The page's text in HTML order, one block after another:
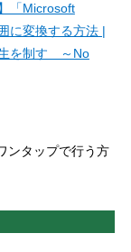
「Microsoft
に変換する方法 |
を制す ～No
ンタップで行う方